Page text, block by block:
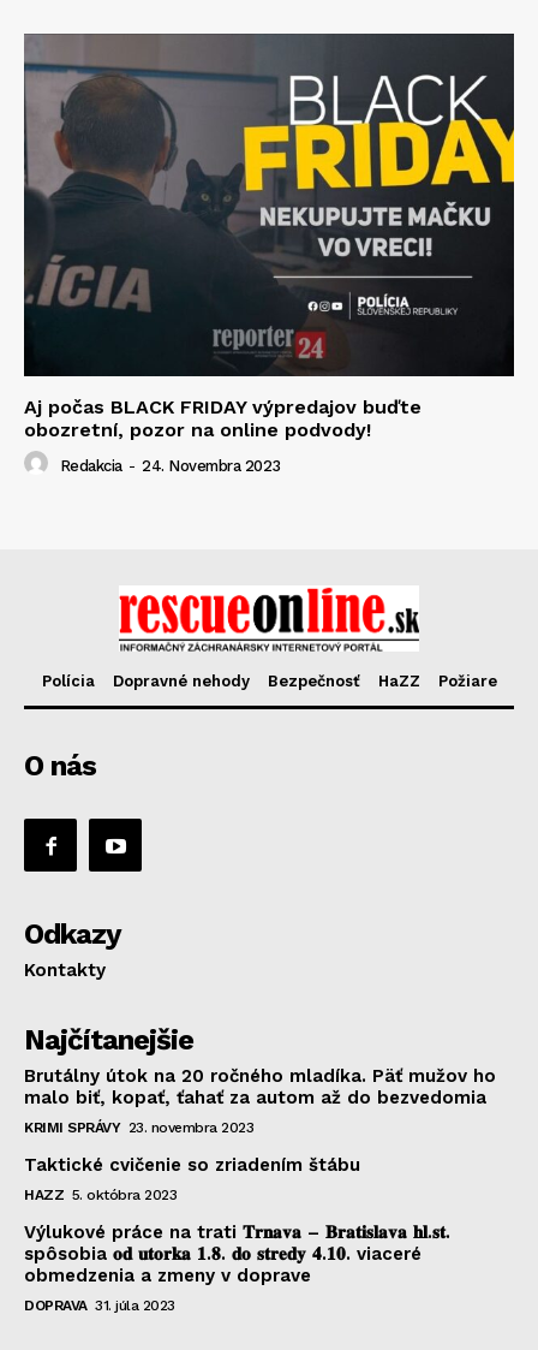
Aj počas BLACK FRIDAY výpredajov buďte
obozretní, pozor na online podvody!
Redakcia - 24. Novembra 2023
Polícia Dopravné nehody Bezpečnosť HaZZ Požiare
O nás
Odkazy
Kontakty
Najčítanejšie
Brutálny útok na 20 ročného mladíka. Päť mužov ho
malo biť, kopať, ťahať za autom až do bezvedomia
KRIMI SPRÁVY 23. novembra 2023
Taktické cvičenie so zriadením štábu
HAZZ 5. októbra 2023
Výlukové práce na trati 𝐓𝐫𝐧𝐚𝐯𝐚 – 𝐁𝐫𝐚𝐭𝐢𝐬𝐥𝐚𝐯𝐚 𝐡𝐥.𝐬𝐭.
spôsobia 𝐨𝐝 𝐮𝐭𝐨𝐫𝐤𝐚 𝟏.𝟖. 𝐝𝐨 𝐬𝐭𝐫𝐞𝐝𝐲 𝟒.𝟏𝟎. viaceré
obmedzenia a zmeny v doprave
DOPRAVA 31. júla 2023